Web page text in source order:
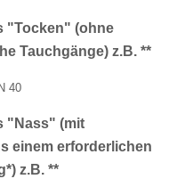
"Tocken" (ohne
Tauchgänge) z.B. **
40
"Nass" (mit
einem erforderlichen
z.B. **